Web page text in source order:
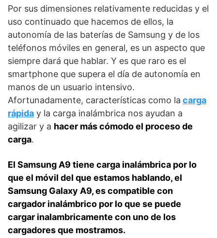
Por sus dimensiones relativamente reducidas y el
uso continuado que hacemos de ellos, la
autonomía de las baterías de Samsung y de los
teléfonos móviles en general, es un aspecto que
siempre dará que hablar. Y es que raro es el
smartphone que supera el día de autonomía en
manos de un usuario intensivo.
Afortunadamente, características como la carga
rápida y la carga inalámbrica nos ayudan a
agilizar y a hacer más cómodo el proceso de
carga.
El Samsung A9 tiene carga inalámbrica por lo
que el móvil del que estamos hablando, el
Samsung Galaxy A9, es compatible con
cargador inalámbrico por lo que se puede
cargar inalambricamente con uno de los
cargadores que mostramos.